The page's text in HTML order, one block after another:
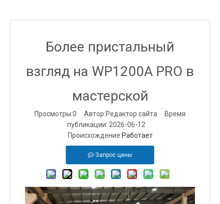
Более пристальный
взгляд на WP1200A PRO в
мастерской
Просмотры:0 Автор:Pедактор сайта Время
публикации: 2026-06-12
Происхождение:Работает
Запрос цены